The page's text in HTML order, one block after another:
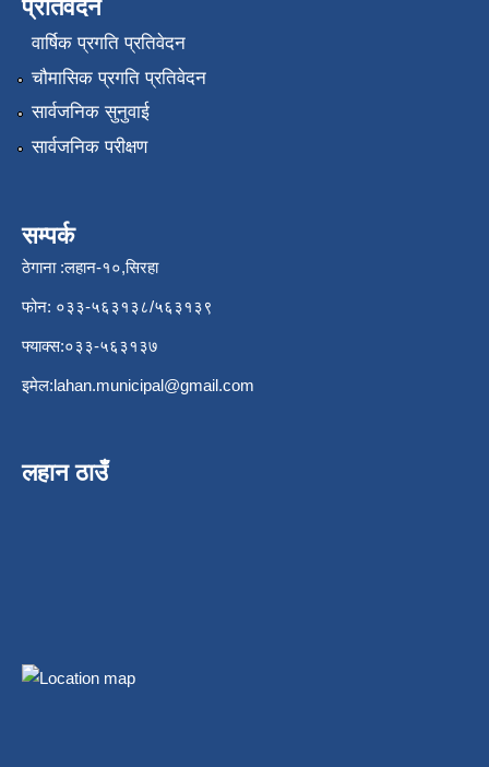
प्रतिवेदन
वार्षिक प्रगति प्रतिवेदन
चौमासिक प्रगति प्रतिवेदन
सार्वजनिक सुनुवाई
सार्वजनिक परीक्षण
सम्पर्क
ठेगाना :लहान-१०,सिरहा
फोन: ०३३-५६३१३८/५६३१३९
फ्याक्स:०३३-५६३१३७
इमेल:lahan.municipal@gmail.com
लहान ठाउँ